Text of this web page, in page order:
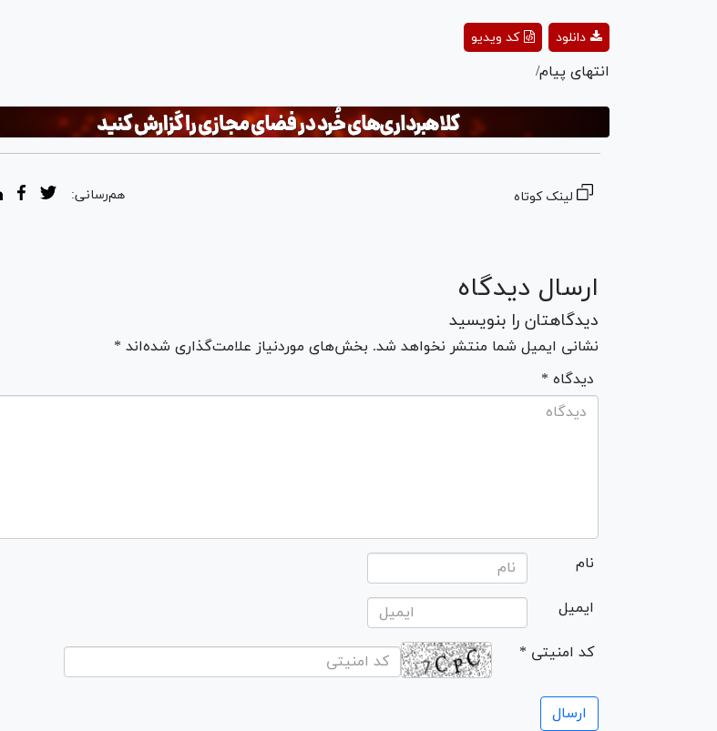
کد ویدیو دانلود
انتهای پیام/
لینک کوتاه هم‌رسانی:
ارسال دیدگاه
دیدگاهتان را بنویسید
نشانی ایمیل شما منتشر نخواهد شد. بخش‌های موردنیاز علامت‌گذاری شده‌اند *
* دیدگاه
نام
ایمیل
* کد امنیتی